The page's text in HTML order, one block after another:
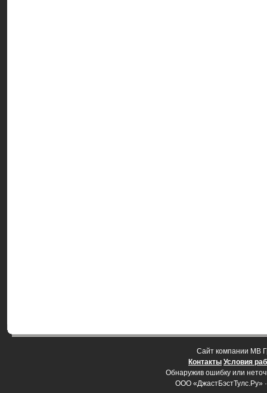
Cайт компании МВ
Контакты Условия
Обнаружив ошибку или
ООО «ДжастБэстТулс.Ру»